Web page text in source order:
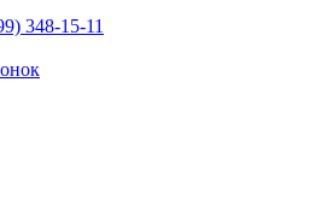
348-15-11